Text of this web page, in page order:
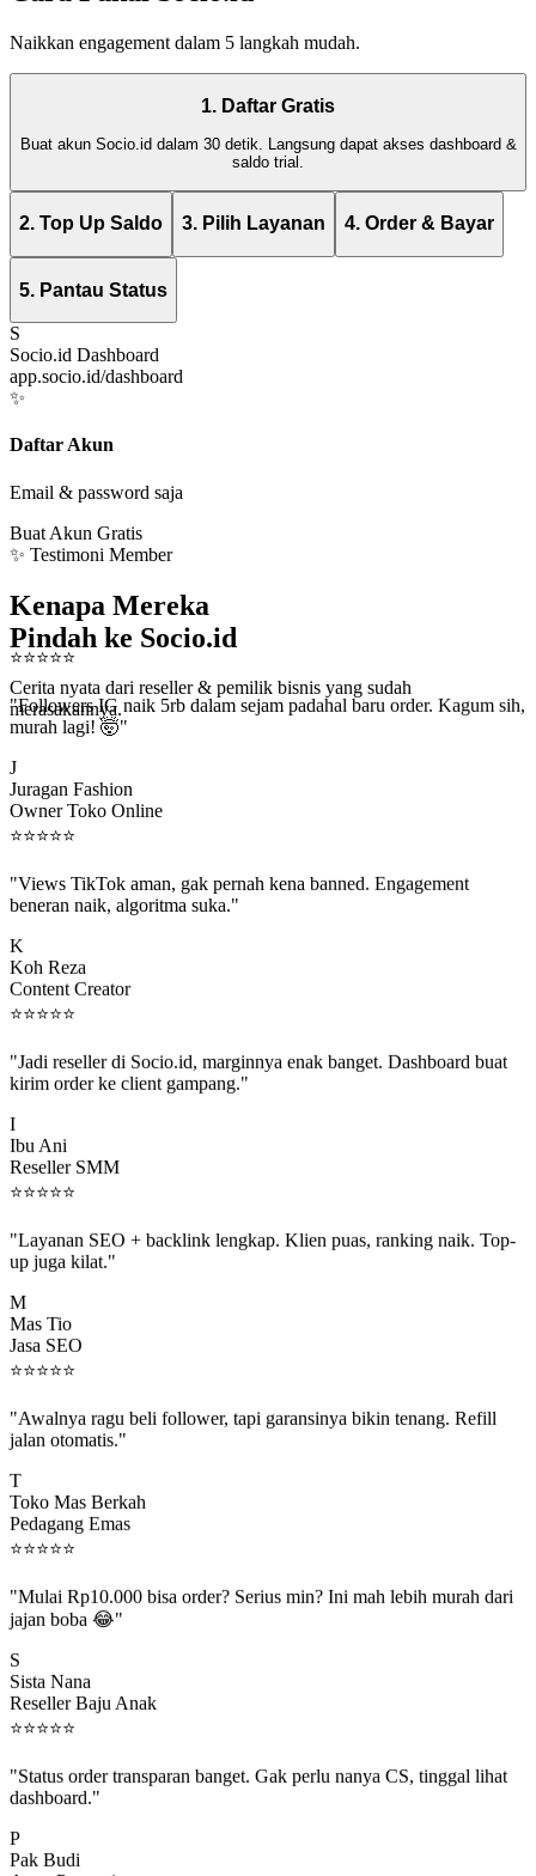
Naikkan engagement dalam 5 langkah mudah.
1. Daftar Gratis
Buat akun Socio.id dalam 30 detik. Langsung dapat akses dashboard &
saldo trial.
2. Top Up Saldo 3. Pilih Layanan 4. Order & Bayar
5. Pantau Status
S
Socio.id Dashboard
app.socio.id/dashboard
✨
Daftar Akun
Email & password saja
Buat Akun Gratis
✨ Testimoni Member
Kenapa Mereka
Pindah ke Socio.id
Cerita nyata dari reseller & pemilik bisnis yang sudah
merasakannya.
⭐⭐⭐⭐ ⭐
"Followers IG naik 5rb dalam sejam padahal baru order. Kagum sih,
murah lagi! 🤯"
Juragan Fashion
Owner Toko Online
⭐⭐⭐⭐ ⭐
beneran naik, algoritma suka."
Koh Reza
Content Creator
⭐⭐⭐⭐⭐
kirim order ke client gampang."
Ibu Ani
Reseller SMM
⭐⭐⭐⭐⭐
up juga kilat."
Mas Tio
Jasa SEO
⭐⭐⭐⭐⭐
jalan otomatis."
Toko Mas Berkah
Pedagang Emas
⭐⭐⭐⭐⭐
jajan boba 😂"
Sista Nana
Reseller Baju Anak
⭐⭐⭐⭐⭐
dashboard."
Pak Budi
Agen Properti